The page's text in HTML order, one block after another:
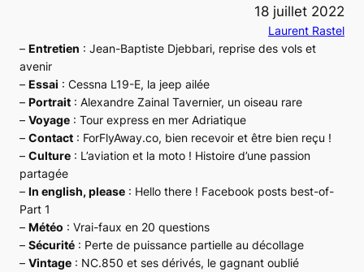
18 juillet 2022
Laurent Rastel
– Entretien : Jean-Baptiste Djebbari, reprise des vols et
avenir
– Essai : Cessna L19-E, la jeep ailée
– Portrait : Alexandre Zainal Tavernier, un oiseau rare
– Voyage : Tour express en mer Adriatique
– Contact : ForFlyAway.co, bien recevoir et être bien reçu !
– Culture : L’aviation et la moto ! Histoire d’une passion
partagée
– In english, please : Hello there ! Facebook posts best-of-
Part 1
– Météo : Vrai-faux en 20 questions
– Sécurité : Perte de puissance partielle au décollage
– Vintage : NC.850 et ses dérivés, le gagnant oublié